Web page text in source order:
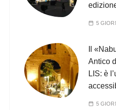
5
Il
Antico
LIS: è
5